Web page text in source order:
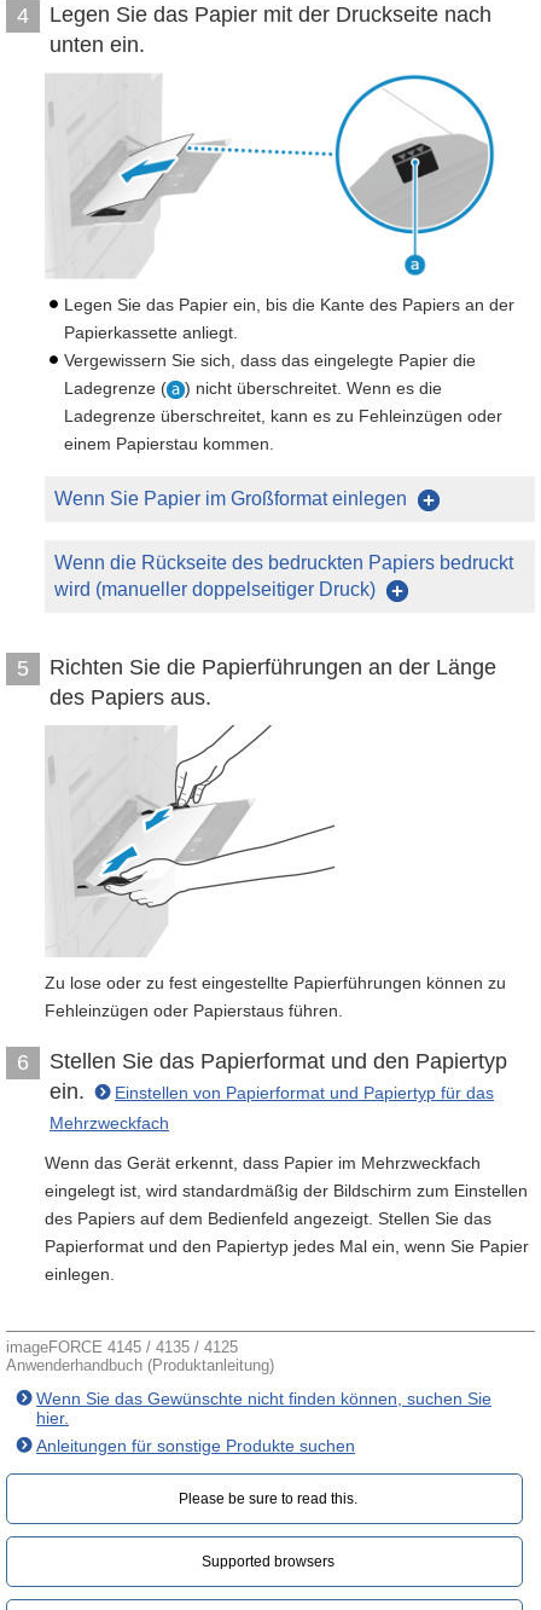
4
Legen Sie das Papier mit der Druckseite nach
unten ein.
Legen Sie das Papier ein, bis die Kante des Papiers an der
Papierkassette anliegt.
Vergewissern Sie sich, dass das eingelegte Papier die
Ladegrenze (
) nicht überschreitet. Wenn es die
Ladegrenze überschreitet, kann es zu Fehleinzügen oder
einem Papierstau kommen.
Wenn Sie Papier im Großformat einlegen
Wenn die Rückseite des bedruckten Papiers bedruckt
wird (manueller doppelseitiger Druck)
5
Richten Sie die Papierführungen an der Länge
des Papiers aus.
Zu lose oder zu fest eingestellte Papierführungen können zu
Fehleinzügen oder Papierstaus führen.
6
Stellen Sie das Papierformat und den Papiertyp
ein.
Einstellen von Papierformat und Papiertyp für das
Mehrzweckfach
Wenn das Gerät erkennt, dass Papier im Mehrzweckfach
eingelegt ist, wird standardmäßig der Bildschirm zum Einstellen
des Papiers auf dem Bedienfeld angezeigt. Stellen Sie das
Papierformat und den Papiertyp jedes Mal ein, wenn Sie Papier
einlegen.
imageFORCE 4145 / 4135 / 4125
Anwenderhandbuch (Produktanleitung)
Wenn Sie das Gewünschte nicht finden können, suchen Sie
hier.
Anleitungen für sonstige Produkte suchen
Please be sure to read this.‎
Supported browsers